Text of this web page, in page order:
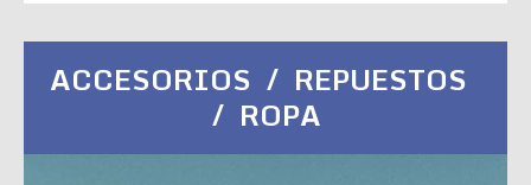
ACCESORIOS / REPUESTOS
/ ROPA